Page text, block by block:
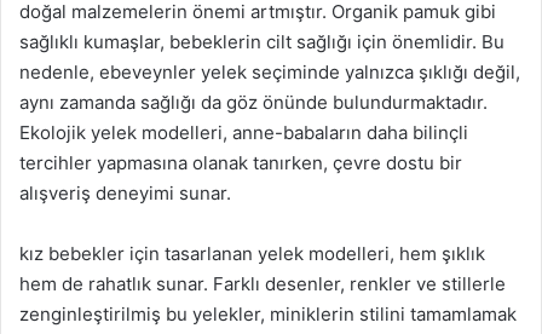
doğal malzemelerin önemi artmıştır. Organik pamuk gibi
sağlıklı kumaşlar, bebeklerin cilt sağlığı için önemlidir. Bu
nedenle, ebeveynler yelek seçiminde yalnızca şıklığı değil,
aynı zamanda sağlığı da göz önünde bulundurmaktadır.
Ekolojik yelek modelleri, anne-babaların daha bilinçli
tercihler yapmasına olanak tanırken, çevre dostu bir
alışveriş deneyimi sunar.
kız bebekler için tasarlanan yelek modelleri, hem şıklık
hem de rahatlık sunar. Farklı desenler, renkler ve stillerle
zenginleştirilmiş bu yelekler, miniklerin stilini tamamlamak